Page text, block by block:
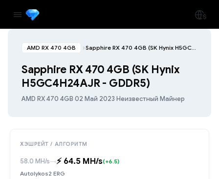
AMD RX 470 4GB Sapphire RX 470 4GB (SK Hynix H5GC4H24AJR - GDDR5)
Sapphire RX 470 4GB (SK Hynix
H5GC4H24AJR - GDDR5)
AMD RX 470 4GB·02 Май 2023·Неизвестный Майнер
ХЭШРЕЙТ / АЛГОРИТМ
58.0 MH/s→⚡️ 64.5 MH/s(+6.5)
Autolykos2 ERG